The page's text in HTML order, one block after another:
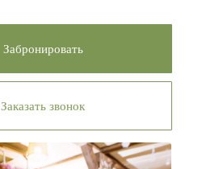
Забронировать
Заказать звонок